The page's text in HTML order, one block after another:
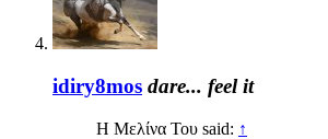
idiry8mos dare... feel it
Η Μελίνα Του said: ↑